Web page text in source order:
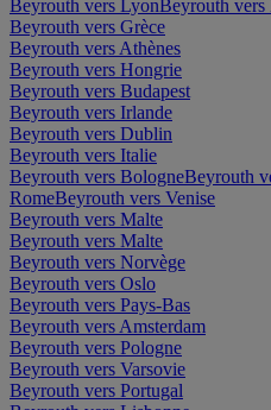
Beyrouth vers LyonBeyrouth vers
Beyrouth vers Grèce
Beyrouth vers Athènes
Beyrouth vers Hongrie
Beyrouth vers Budapest
Beyrouth vers Irlande
Beyrouth vers Dublin
Beyrouth vers Italie
Beyrouth vers BologneBeyrouth
RomeBeyrouth vers Venise
Beyrouth vers Malte
Beyrouth vers Malte
Beyrouth vers Norvège
Beyrouth vers Oslo
Beyrouth vers Pays-Bas
Beyrouth vers Amsterdam
Beyrouth vers Pologne
Beyrouth vers Varsovie
Beyrouth vers Portugal